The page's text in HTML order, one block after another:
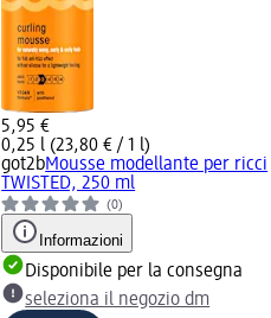
5,95 €
0,25 l (23,80 € / 1 l)
got2bMousse modellante per ricci
TWISTED, 250 ml
(0)
Informazioni
Disponibile per la consegna
seleziona il negozio dm